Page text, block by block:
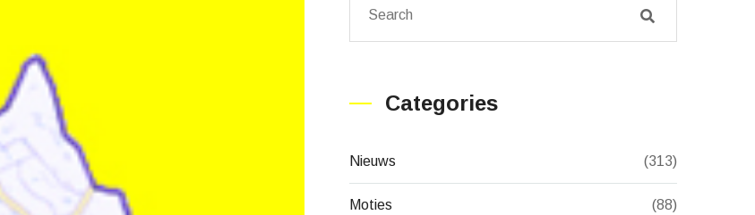
Categories
Nieuws (313)
Moties (88)